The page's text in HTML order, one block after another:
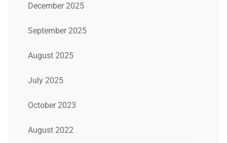
December 2025
September 2025
August 2025
July 2025
October 2023
August 2022